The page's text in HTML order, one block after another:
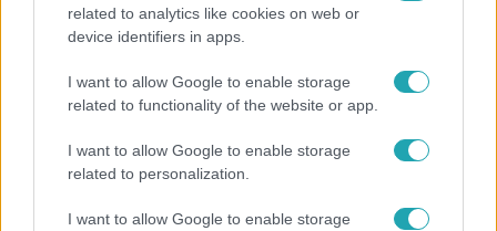
related to analytics like cookies on web or
device identifiers in apps.
I want to allow Google to enable storage
related to functionality of the website or app.
I want to allow Google to enable storage
related to personalization.
I want to allow Google to enable storage
Horváth Tamás és testvére, Horváth Jankó 15 évvel
ezelőtt a Csillag születik című műsorban mutatták meg a
tehetségüket, ám az idősebbik testvér nem jutott be az
Élő show-ba. Most azonban eljött az idő, hogy valóra